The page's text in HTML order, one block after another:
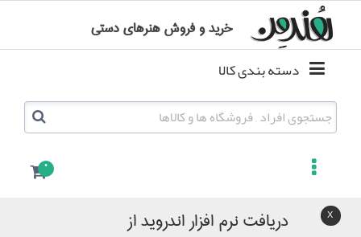
0
خرید و فروش هنرهای دستی
دریافت نرم افزار اندروید از